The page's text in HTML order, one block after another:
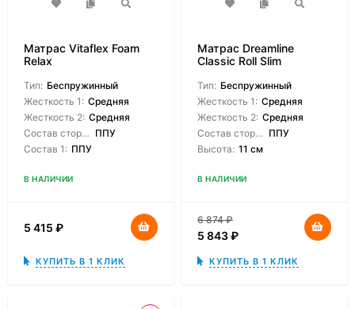
Матрас Vitaflex Foam
Relax
Тип: Беспружинный
Жесткость 1: Средняя
Жесткость 2: Средняя
Состав сторон: ППУ
Состав 1: ППУ
В НАЛИЧИИ
5 415 ₽
КУПИТЬ В 1 КЛИК
Матрас Dreamline
Classic Roll Slim
Тип: Беспружинный
Жесткость 1: Средняя
Жесткость 2: Средняя
Состав сторон: ППУ
Высота: 11 см
В НАЛИЧИИ
6 874₽
5 843₽
КУПИТЬ В 1 КЛИК